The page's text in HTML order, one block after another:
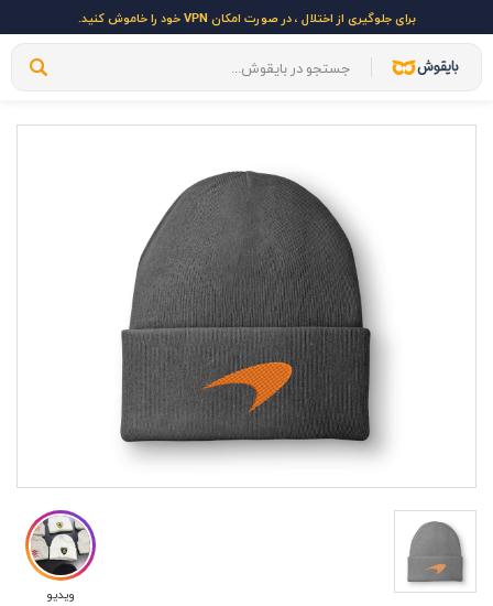
برای جلوگیری از اختلال ، در صورت امکان VPN خود را خاموش کنید.
ویدیو